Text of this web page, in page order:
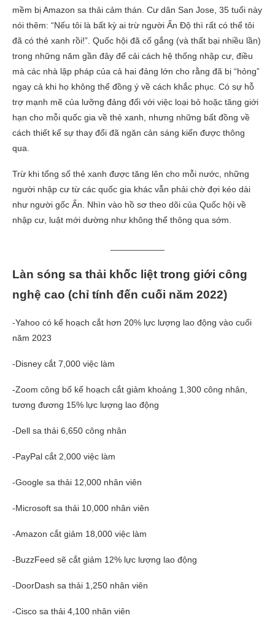
mềm bị Amazon sa thải cảm thán. Cư dân San Jose, 35 tuổi này
nói thêm: “Nếu tôi là bất kỳ ai trừ người Ấn Độ thì rất có thể tôi
đã có thẻ xanh rồi!”. Quốc hội đã cố gắng (và thất bại nhiều lần)
trong những năm gần đây để cải cách hệ thống nhập cư, điều
mà các nhà lập pháp của cả hai đảng lớn cho rằng đã bị “hỏng”
ngay cả khi họ không thể đồng ý về cách khắc phục. Có sự hỗ
trợ mạnh mẽ của lưỡng đảng đối với việc loại bỏ hoặc tăng giới
hạn cho mỗi quốc gia về thẻ xanh, nhưng những bất đồng về
cách thiết kế sự thay đổi đã ngăn cản sáng kiến được thông
qua.
Trừ khi tổng số thẻ xanh được tăng lên cho mỗi nước, những
người nhập cư từ các quốc gia khác vẫn phải chờ đợi kéo dài
như người gốc Ấn. Nhìn vào hồ sơ theo dõi của Quốc hội về
nhập cư, luật mới dường như không thể thông qua sớm.
Làn sóng sa thải khốc liệt trong giới công
nghệ cao (chỉ tính đến cuối năm 2022)
-Yahoo có kế hoạch cắt hơn 20% lực lượng lao động vào cuối
năm 2023
-Disney cắt 7,000 việc làm
-Zoom công bố kế hoạch cắt giảm khoảng 1,300 công nhân,
tương đương 15% lực lượng lao động
-Dell sa thải 6,650 công nhân
-PayPal cắt 2,000 việc làm
-Google sa thải 12,000 nhân viên
-Microsoft sa thải 10,000 nhân viên
-Amazon cắt giảm 18,000 việc làm
-BuzzFeed sẽ cắt giảm 12% lực lượng lao động
-DoorDash sa thải 1,250 nhân viên
-Cisco sa thải 4,100 nhân viên